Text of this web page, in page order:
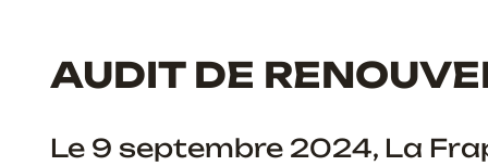
AUDIT DE
Le 9 septembre 2024, La